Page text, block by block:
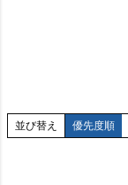
並び替え 優先度順